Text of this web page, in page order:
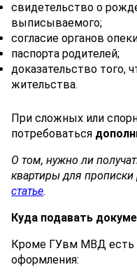
свидетельство о
выписываемого;
согласие органов
паспорта родителей;
доказательство того,
жительства.
При сложных или
потребоваться
О том, нужно ли
квартиры для прописки
статье.
Куда подавать
Кроме ГУвм МВД есть
оформления: